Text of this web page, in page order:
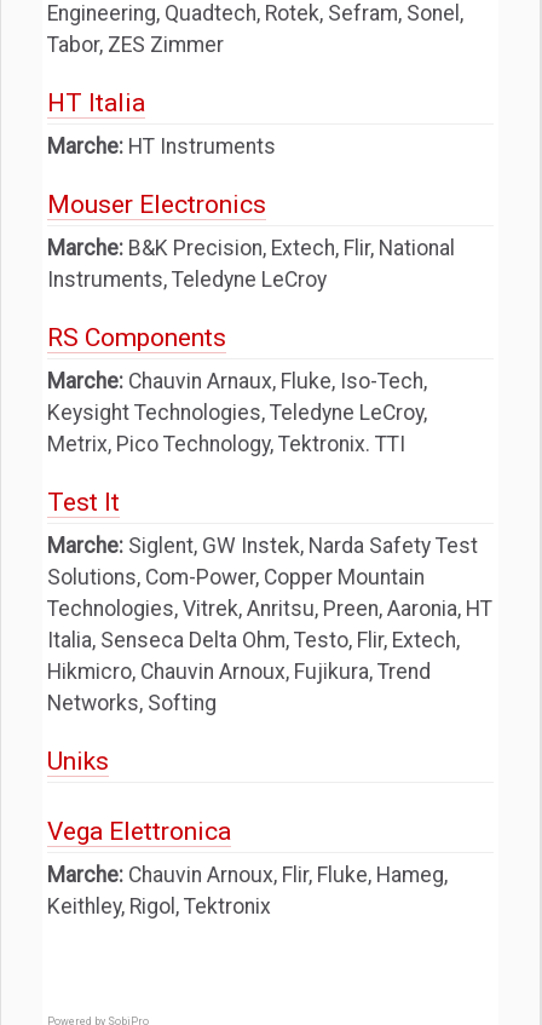
Engineering, Quadtech, Rotek, Sefram, Sonel,
Tabor, ZES Zimmer
HT Italia
Marche: HT Instruments
Mouser Electronics
Marche: B&K Precision, Extech, Flir, National
Instruments, Teledyne LeCroy
RS Components
Marche: Chauvin Arnaux, Fluke, Iso-Tech,
Keysight Technologies, Teledyne LeCroy,
Metrix, Pico Technology, Tektronix. TTI
Test It
Marche: Siglent, GW Instek, Narda Safety Test
Solutions, Com-Power, Copper Mountain
Technologies, Vitrek, Anritsu, Preen, Aaronia, HT
Italia, Senseca Delta Ohm, Testo, Flir, Extech,
Hikmicro, Chauvin Arnoux, Fujikura, Trend
Networks, Softing
Uniks
Vega Elettronica
Marche: Chauvin Arnoux, Flir, Fluke, Hameg,
Keithley, Rigol, Tektronix
Powered by SobiPro